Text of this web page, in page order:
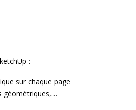
:
sur chaque page
géométriques,…